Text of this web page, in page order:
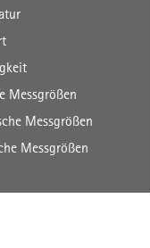
Messgrößen
Messgrößen
Messgrößen